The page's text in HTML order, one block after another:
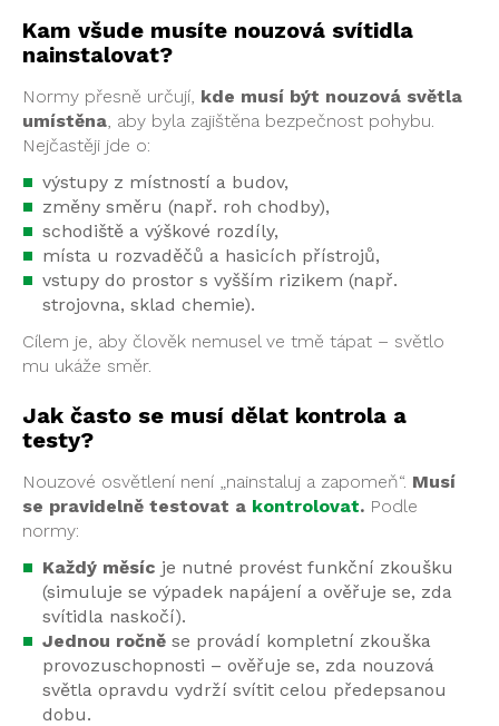
Kam všude musíte nouzová svítidla
nainstalovat?
Normy přesně určují, kde musí být nouzová světla
umístěna, aby byla zajištěna bezpečnost pohybu.
Nejčastěji jde o:
výstupy z místností a budov,
změny směru (např. roh chodby),
schodiště a výškové rozdíly,
místa u rozvaděčů a hasicích přístrojů,
vstupy do prostor s vyšším rizikem (např.
strojovna, sklad chemie).
Cílem je, aby člověk nemusel ve tmě tápat – světlo
mu ukáže směr.
Jak často se musí dělat kontrola a
testy?
Nouzové osvětlení není „nainstaluj a zapomeň“. Musí
se pravidelně testovat a kontrolovat. Podle
normy:
Každý měsíc je nutné provést funkční zkoušku
(simuluje se výpadek napájení a ověřuje se, zda
svítidla naskočí).
Jednou ročně se provádí kompletní zkouška
provozuschopnosti – ověřuje se, zda nouzová
světla opravdu vydrží svítit celou předepsanou
dobu.